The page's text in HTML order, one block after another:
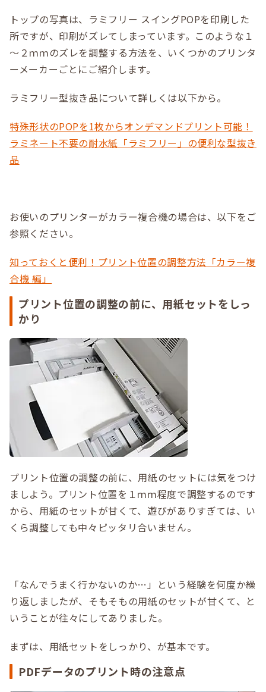
トップの写真は、ラミフリー スイングPOPを印刷した
所ですが、印刷がズレてしまっています。このような１
～２ｍｍのズレを調整する方法を、いくつかのプリンタ
ーメーカーごとにご紹介します。
ラミフリー型抜き品について詳しくは以下から。
特殊形状のPOPを1枚からオンデマンドプリント可能！
ラミネート不要の耐水紙「ラミフリー」の便利な型抜き
品
お使いのプリンターがカラー複合機の場合は、以下をご
参照ください。
知っておくと便利！プリント位置の調整方法「カラー複
合機 編」
プリント位置の調整の前に、用紙セットをしっ
かり
プリント位置の調整の前に、用紙のセットには気をつけ
ましよう。プリント位置を１ｍｍ程度で調整するのです
から、用紙のセットが甘くて、遊びがありすぎては、い
くら調整しても中々ピッタリ合いません。
「なんでうまく行かないのか…」という経験を何度か繰
り返しましたが、そもそもの用紙のセットが甘くて、と
いうことが往々にしてありました。
まずは、用紙セットをしっかり、が基本です。
PDFデータのプリント時の注意点